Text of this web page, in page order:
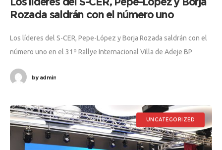
Rozada saldrán con el número uno
Los líderes del S-CER, Pepe-López y Borja Rozada saldrán con el
número uno en el 31º Rallye Internacional Villa de Adeje BP
byadmin
UNCATEGORIZED